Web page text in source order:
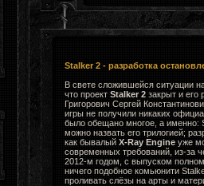
Stalker 2 - разработка
В свете сложившейся ситуации
что проект Stalker 2закрыт и его
Григорович Сергей
игры не получили никаких
было обещано многое, а именно:
можно назвать его трилогией;
как бывалый X-Ray Engineуже
современных требований, из-за
2012-м годом, с выпуском
ничего подобное комьюнити
проливать слёзы на арты и